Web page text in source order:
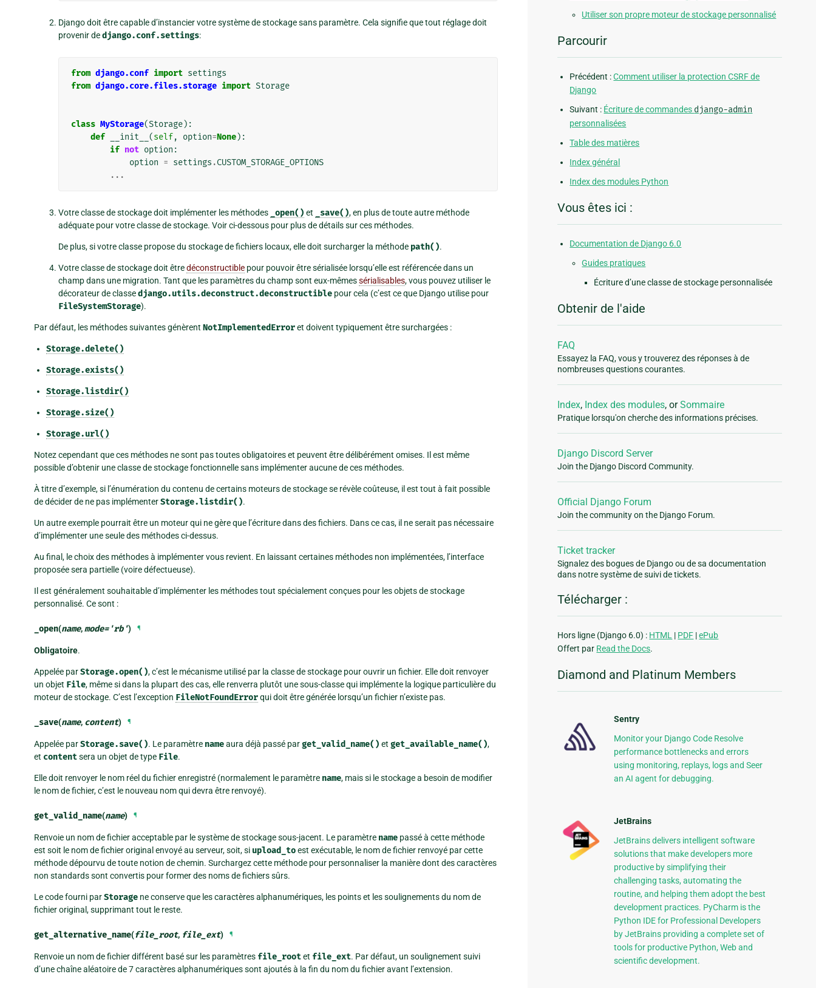
Django doit être capable d’instancier votre système de stockage sans paramètre. Cela signifie que tout réglage doit
provenir dedjango.conf.settings:
from django.conf import settings
from django.core.files.storage import Storage
class MyStorage(Storage):
def
__init__ (self, option=None):
if not option :
option = settings .CUSTOM_STORAGE_OPTIONS
...
Votre classe de stockage doit implémenter les méthodes _open() et _save(), en plus de toute autre méthode
adéquate pour votre classe de stockage. Voir ci-dessous pour plus de détails sur ces méthodes.
De plus, si votre classe propose du stockage de fichiers locaux, elle doit surcharger la méthode path().
Votre classe de stockage doit êtredéconstructible pour pouvoir être sérialisée lorsqu’elle est référencée dans un
champ dans une migration. Tant que les paramètres du champ sont eux-mêmessérialisables, vous pouvez utiliser le
décorateur de classedjango.utils.deconstruct.deconstructible pour cela (c’est ce que Django utilise pour
FileSystemStorage).
Par défaut, les méthodes suivantes génèrent NotImplementedErroret doivent typiquement être surchargées :
Storage.delete()
Storage.exists()
Storage.listdir()
Storage.size()
Storage.url()
Notez cependant que ces méthodes ne sont pas toutes obligatoires et peuvent être délibérément omises. Il est même
possible d’obtenir une classe de stockage fonctionnelle sans implémenter aucune de ces méthodes.
À titre d’exemple, si l’énumération du contenu de certains moteurs de stockage se révèle coûteuse, il est tout à fait possible
de décider de ne pas implémenterStorage.listdir().
Un autre exemple pourrait être un moteur qui ne gère que l’écriture dans des fichiers. Dans ce cas, il ne serait pas nécessaire
d’implémenter une seule des méthodes ci-dessus.
Au final, le choix des méthodes à implémenter vous revient. En laissant certaines méthodes non implémentées, l’interface
proposée sera partielle (voire défectueuse).
Il est généralement souhaitable d’implémenter les méthodes tout spécialement conçues pour les objets de stockage
personnalisé. Ce sont :
_open(name,mode='rb') ¶
Obligatoire.
Appelée parStorage.open(), c’est le mécanisme utilisé par la classe de stockage pour ouvrir un fichier. Elle doit renvoyer
un objet File, même si dans la plupart des cas, elle renverra plutôt une sous-classe qui implémente la logique particulière du
moteur de stockage. C’est l’exception FileNotFoundErrorqui doit être générée lorsqu’un fichier n’existe pas.
_save(name, content) ¶
Appelée parStorage.save(). Le paramètre nameaura déjà passé parget_valid_name() et get_available_name(),
et contentsera un objet de type File.
Elle doit renvoyer le nom réel du fichier enregistré (normalement le paramètre name, mais si le stockage a besoin de modifier
le nom de fichier, c’est le nouveau nom qui devra être renvoyé).
get_valid_name(name) ¶
Renvoie un nom de fichier acceptable par le système de stockage sous-jacent. Le paramètre name passé à cette méthode
est soit le nom de fichier original envoyé au serveur, soit, si upload_toest exécutable, le nom de fichier renvoyé par cette
méthode dépourvu de toute notion de chemin. Surchargez cette méthode pour personnaliser la manière dont des caractères
non standards sont convertis pour former des noms de fichiers sûrs.
Le code fourni parStorage ne conserve que les caractères alphanumériques, les points et les soulignements du nom de
fichier original, supprimant tout le reste.
get_alternative_name(file_root, file_ext) ¶
Renvoie un nom de fichier différent basé sur les paramètres file_rootet file_ext. Par défaut, un soulignement suivi
d’une chaîne aléatoire de 7 caractères alphanumériques sont ajoutés à la fin du nom du fichier avant l’extension.
Utiliser son propre moteur de stockage personnalisé
Parcourir
Précédent :Comment utiliser la protection CSRF de
Django
Suivant : Écriture de commandes django-admin
personnalisées
Table des matières
Index général
Index des modules Python
Vous êtes ici :
Documentation de Django 6.0
Guides pratiques
Écriture d’une classe de stockage personnalisée
Obtenir de l'aide
FAQ
Essayez la FAQ, vous y trouverez des réponses à de
nombreuses questions courantes.
Index, Index des modules, orSommaire
Pratique lorsqu'on cherche des informations précises.
Django Discord Server
Join the Django Discord Community.
Official Django Forum
Join the community on the Django Forum.
Ticket tracker
Signalez des bogues de Django ou de sa documentation
dans notre système de suivi de tickets.
Télécharger :
Hors ligne (Django 6.0) : HTML | PDF |ePub
Offert par Read the Docs.
Diamond and Platinum Members
Sentry
Monitor your Django Code Resolve
performance bottlenecks and errors
using monitoring, replays, logs and Seer
an AI agent for debugging.
JetBrains
JetBrains delivers intelligent software
solutions that make developers more
productive by simplifying their
challenging tasks, automating the
routine, and helping them adopt the best
development practices. PyCharm is the
Python IDE for Professional Developers
by JetBrains providing a complete set of
tools for productive Python, Web and
scientific development.